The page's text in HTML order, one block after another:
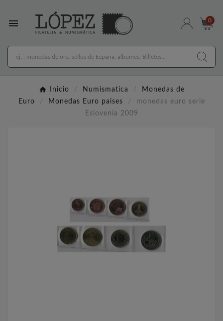
 0
Inicio Numismatica
Monedas de
Euro
Monedas Euro paises
monedas euro serie
Eslovenia 2009